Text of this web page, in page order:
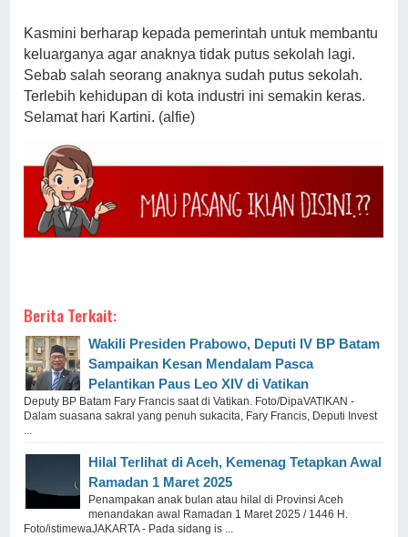
Kasmini berharap kepada pemerintah untuk membantu
keluarganya agar anaknya tidak putus sekolah lagi.
Sebab salah seorang anaknya sudah putus sekolah.
Terlebih kehidupan di kota industri ini semakin keras.
Selamat hari Kartini. (alfie)
Berita Terkait:
Wakili Presiden Prabowo, Deputi IV BP Batam
Sampaikan Kesan Mendalam Pasca
Pelantikan Paus Leo XIV di Vatikan
Deputy BP Batam Fary Francis saat di Vatikan. Foto/DipaVATIKAN -
Dalam suasana sakral yang penuh sukacita, Fary Francis, Deputi Invest
...
Hilal Terlihat di Aceh, Kemenag Tetapkan Awal
Ramadan 1 Maret 2025
Penampakan anak bulan atau hilal di Provinsi Aceh
menandakan awal Ramadan 1 Maret 2025 / 1446 H.
Foto/istimewaJAKARTA - Pada sidang is ...